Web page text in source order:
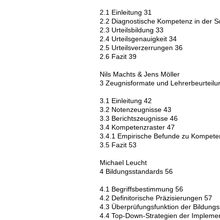
2.1 Einleitung 31
2.2 Diagnostische Kompetenz in der
2.3 Urteilsbildung 33
2.4 Urteilsgenauigkeit 34
2.5 Urteilsverzerrungen 36
2.6 Fazit 39
Nils Machts & Jens Möller
3 Zeugnisformate und
3.1 Einleitung 42
3.2 Notenzeugnisse 43
3.3 Berichtszeugnisse 46
3.4 Kompetenzraster 47
3.4.1 Empirische Befunde zu
3.5 Fazit 53
Michael Leucht
4 Bildungsstandards 56
4.1 Begriffsbestimmung 56
4.2 Definitorische Präzisierungen 57
4.3 Überprüfungsfunktion der
4.4 Top-Down-Strategien der